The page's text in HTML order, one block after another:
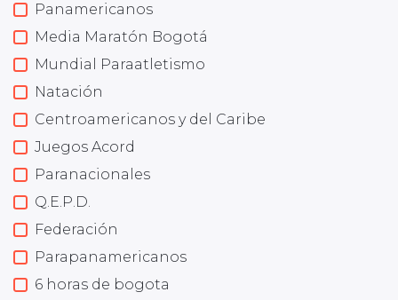
Panamericanos
Media Maratón Bogotá
Mundial Paraatletismo
Natación
Centroamericanos y del Caribe
Juegos Acord
Paranacionales
Q.E.P.D.
Federación
Parapanamericanos
6 horas de bogota